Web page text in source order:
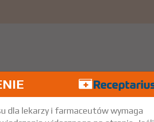
dla lekarzy i farmaceutów wymaga